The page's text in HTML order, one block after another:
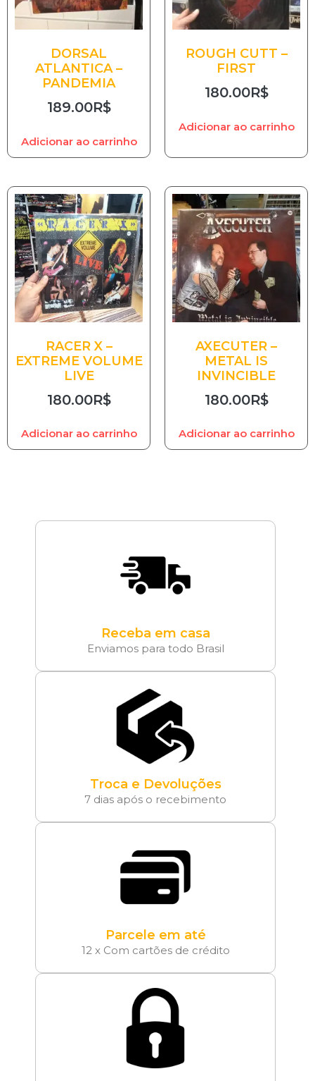
DORSAL
ATLANTICA –
PANDEMIA
189.00R$
Adicionar ao carrinho
ROUGH CUTT –
FIRST
180.00R$
Adicionar ao carrinho
RACER X –
EXTREME VOLUME
LIVE
180.00R$
Adicionar ao carrinho
AXECUTER –
METAL IS
INVINCIBLE
180.00R$
Adicionar ao carrinho
Receba em casa
Enviamos para todo Brasil
Troca e Devoluções
7 dias após o recebimento
Parcele em até
12 x Com cartões de crédito